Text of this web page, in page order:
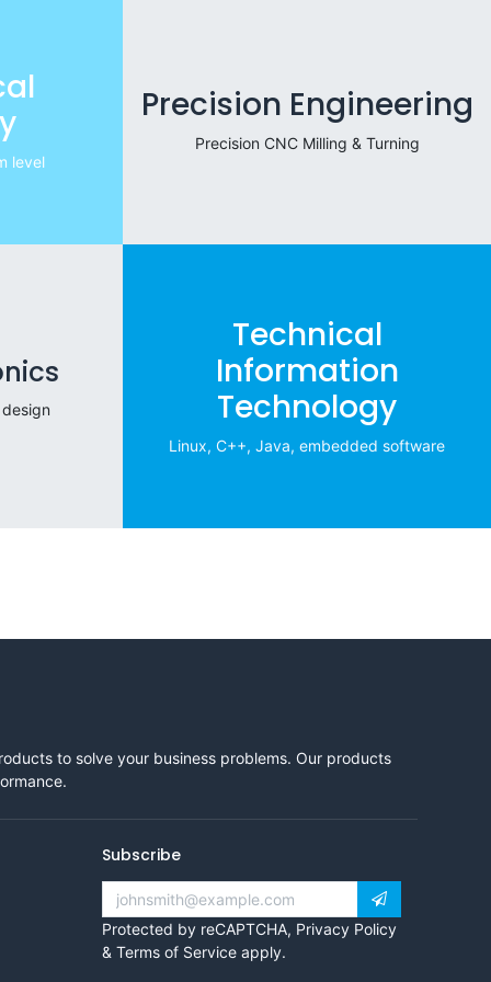
level
Precision Engineering
Precision CNC Milling & Turning
Technical
Information
Technology
Linux, C++, Java, embedded software
to solve your business problems. Our products
Subscribe
Protected by reCAPTCHA, Privacy Policy
&Terms of Service apply.